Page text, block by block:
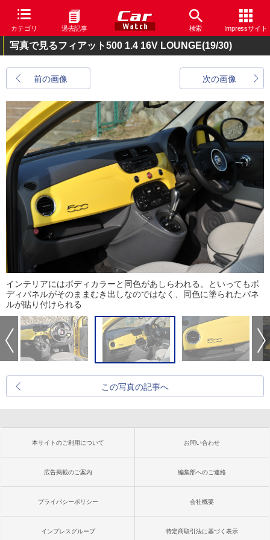
カテゴリ 過去記事 検索 Impressサイト
写真で見るフィアット500 1.4 16V LOUNGE(19/30)
前の画像 次の画像
インテリアにはボディカラーと同色があしらわれる。といってもボ
ディパネルがそのままむき出しなのではなく、同色に塗られたパネ
ルが貼り付けられる
この写真の記事へ
本サイトのご利用について お問い合わせ
広告掲載のご案内 編集部へのご連絡
プライバシーポリシー 会社概要
インプレスグループ 特定商取引法に基づく表示